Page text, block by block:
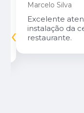
Marcelo Silva
Excelente
instalação da
restaurante.
‹